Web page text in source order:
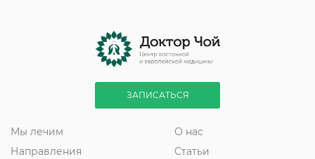
ЗАПИСАТЬСЯ
Мы лечим
Направления
О нас
Статьи